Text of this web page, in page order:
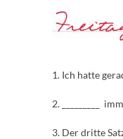
1. Ich hatte
2. _________
3. Der dritte